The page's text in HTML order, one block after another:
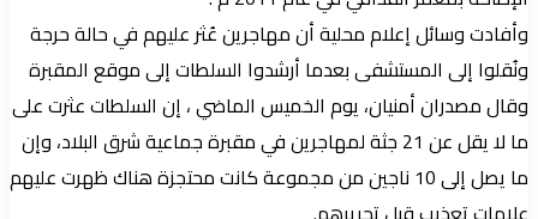
وأفادت وسائل إعلام محلية أن مهاجرين عُثر عليهم في حالة حرجة
ونُقلوا إلى المستشفى بعدما أرشدوا السلطات إلى موقع المقبرة
وقال مصدران أمنيان، يوم الخميس الماضي ، إن السلطات عثرت على
ما لا يقل عن 21 جثة لمهاجرين في مقبرة جماعية شرق البلاد، وإن
ما يصل إلى 10 ناجين من مجموعة كانت محتجزة هناك ظهرت عليهم